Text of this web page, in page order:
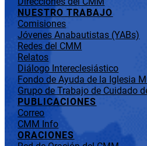
NUESTRO TRABAJO
Comisiones
Jóvenes Anabautistas (YABs)
Redes del CMM
Relatos
Diálogo Intereclesiástico
Fondo de Ayuda de la Iglesia
Grupo de Trabajo de Cuidado
PUBLICACIONES
Correo
CMM Info
ORACIONES